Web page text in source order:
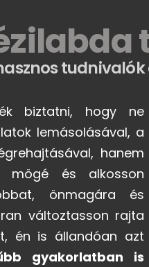
biztatni, hogy ne
lemásolásával, a
hanem
mögé és alkosson
önmagára és
változtasson rajta
én is állandóan azt
gyakorlatban is